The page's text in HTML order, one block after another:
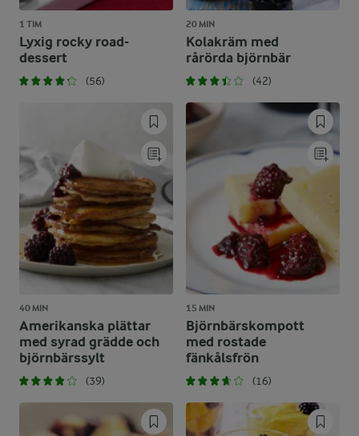
1 TIM
Lyxig rocky road-
dessert
(56)
20 MIN
Kolakräm med
rårörda björnbär
(42)
40 MIN
Amerikanska plättar
med syrad grädde och
björnbärssylt
(39)
15 MIN
Björnbärskompott
med rostade
fänkålsfrön
(16)